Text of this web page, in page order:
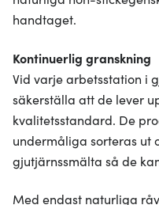
handtaget.
Kontinuerlig granskning
Vid varje arbetsstation i
säkerställa att de lever
kvalitetsstandard. De
undermåliga sorteras ut
gjutjärnssmälta så de
Med endast naturliga